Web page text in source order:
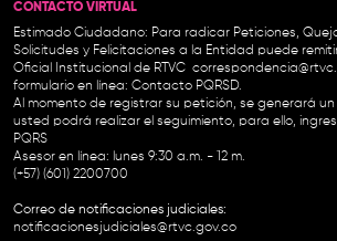
CONTACTO VIRTUAL
Estimado Ciudadano: Para radicar Peticiones,
Solicitudes y Felicitaciones a la Entidad puede
Oficial Institucional de RTVC
formulario en línea: Contacto PQRSD.
Al momento de registrar su petición, se generará un
usted podrá realizar el seguimiento, para ello,
PQRS
Asesor en línea: lunes 9:30 a.m. - 12 m.
(+57) (601) 2200700
Correo de notificaciones judiciales:
notificacionesjudiciales@rtvc.gov.co